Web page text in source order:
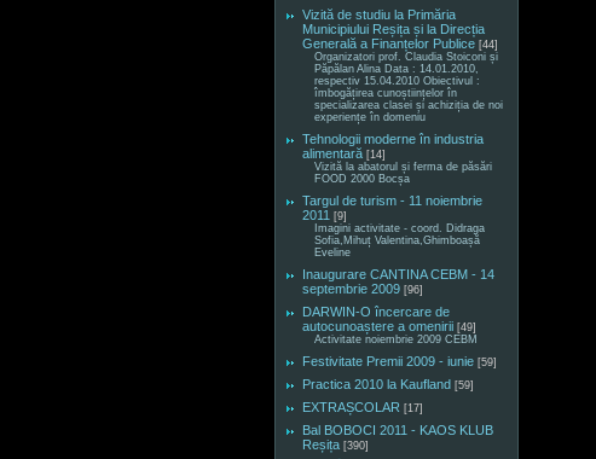
Vizită de studiu la Primăria
Municipiului Reșița și la Direcția
Generală a Finanțelor Publice [44]
Organizatori prof. Claudia Stoiconi și
Păpălan Alina Data : 14.01.2010,
respectiv 15.04.2010 Obiectivul :
îmbogățirea cunoștiințelor în
specializarea clasei și achiziția de noi
experiențe în domeniu
Tehnologii moderne în industria
alimentară [14]
Vizită la abatorul și ferma de păsări
FOOD 2000 Bocșa
Targul de turism - 11 noiembrie
2011 [9]
Imagini activitate - coord. Didraga
Sofia,Mihuț Valentina,Ghimboașă
Eveline
Inaugurare CANTINA CEBM - 14
septembrie 2009 [96]
DARWIN-O încercare de
autocunoaștere a omenirii [49]
Activitate noiembrie 2009 CEBM
Festivitate Premii 2009 - iunie [59]
Practica 2010 la Kaufland [59]
EXTRAȘCOLAR [17]
Bal BOBOCI 2011 - KAOS KLUB
Reșița [390]